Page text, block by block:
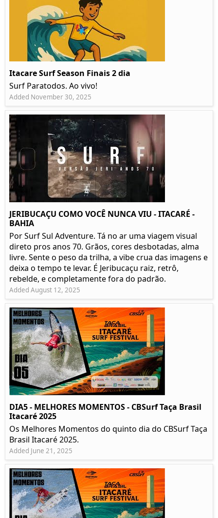
Itacare Surf Season Finais 2 dia
Surf Paratodos. Ao vivo!
Added November 30, 2025
JERIBUCAÇU COMO VOCÊ NUNCA VIU - ITACARÉ -
BAHIA
Por Surf Sul Adventure. Tá no ar uma viagem visual
direto pros anos 70. Grãos, cores desbotadas, alma
livre. Sente o peso da trilha, a vibe crua das imagens e
deixa o tempo te levar. É Jeribucaçu raiz, retrô,
rebelde, e completamente fora do padrão.
Added August 12, 2025
DIA5 - MELHORES MOMENTOS - CBSurf Taça Brasil
Itacaré 2025
Os Melhores Momentos do quinto dia do CBSurf Taça
Brasil Itacaré 2025.
Added June 21, 2025